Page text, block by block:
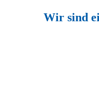
Wir sind